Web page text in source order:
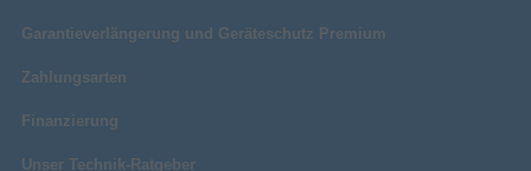
Garantieverlängerung und Geräteschutz Premium
Zahlungsarten
Finanzierung
Unser Technik-Ratgeber